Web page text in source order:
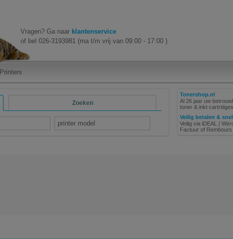
Vragen? Ga naar klantenservice
of bel 026-3193981 (ma t/m vrij van 09:00 - 17:00 )
Printers
Zoeken
printer model
Tonershop.nl
Al 26 jaar uw
toner & inkt
Veilig betalen &
Veilig via iDEAL |
Factuur of Rembours